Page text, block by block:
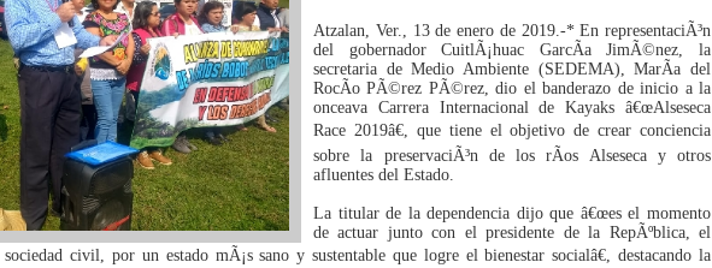
Atzalan, Ver., 13 de enero de 2019.-* En representaciÃ³n
del gobernador CuitlÃ¡huac GarcÃ­a JimÃ©nez, la
secretaria de Medio Ambiente (SEDEMA), MarÃ­a del
RocÃ­o PÃ©rez PÃ©rez, dio el banderazo de inicio a la
onceava Carrera Internacional de Kayaks â€œAlseseca
Race 2019â€, que tiene el objetivo de crear conciencia
sobre la preservaciÃ³n de los rÃ­os Alseseca y otros
afluentes del Estado.
La titular de la dependencia dijo que â€œes el momento
de actuar junto con el presidente de la RepÃºblica, el
civil, por un estado mÃ¡s sano y sustentable que logre el bienestar socialâ€, destacando la